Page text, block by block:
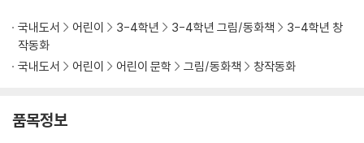
국내도서 어린이 3-4학년 3-4학년 그림/동화책
3-4학년 창
작동화
국내도서
어린이 어린이 문학 그림/동화책 창작동화
품목정보